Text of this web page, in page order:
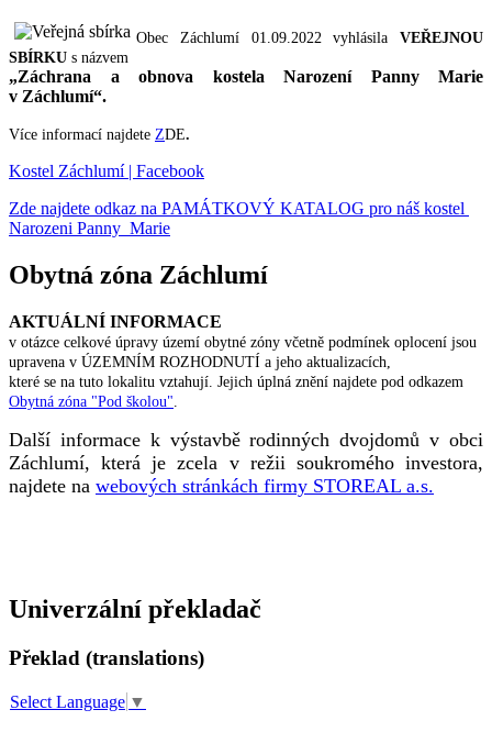
Obec Záchlumí 01.09.2022 vyhlásila VEŘEJNOU
SBÍRKU s názvem
„Záchrana a obnova kostela Narození Panny Marie
v Záchlumí“.
Více informací najdete ZDE.
Kostel Záchlumí | Facebook
Zde najdete odkaz na PAMÁTKOVÝ KATALOG pro náš kostel
Narozeni Panny Marie
Obytná zóna Záchlumí
AKTUÁLNÍ INFORMACE
v otázce celkové úpravy území obytné zóny včetně podmínek oplocení jsou
upravena v ÚZEMNÍM ROZHODNUTÍ a jeho aktualizacích,
které se na tuto lokalitu vztahují. Jejich úplná znění najdete pod odkazem
Obytná zóna "Pod školou".
Další informace k výstavbě rodinných dvojdomů v obci
Záchlumí, která je zcela v režii soukromého investora,
najdete na webových stránkách firmy STOREAL a.s.
Univerzální překladač
Překlad (translations)
Select Language ▼